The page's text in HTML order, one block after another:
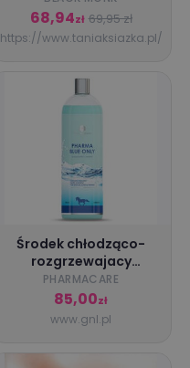
68,94zł 69,95 zł
https://www.taniaksiazka.pl/
Środek chłodząco-
rozgrzewajacy
Pharmacare "Blue
Only"
PHARMACARE
85,00zł
www.gnl.pl